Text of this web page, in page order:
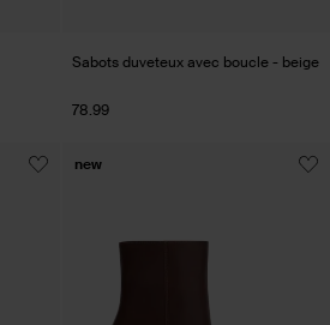
Sabots duveteux avec boucle - beige
78.99
new